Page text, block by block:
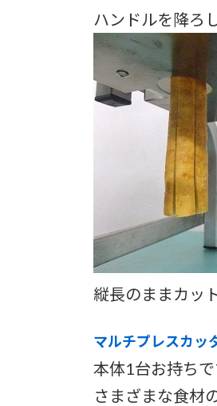
ハンドルを降ろ
縦長のままカッ
マルチプレスカッ
本体1台お持ち
さまざまな食材